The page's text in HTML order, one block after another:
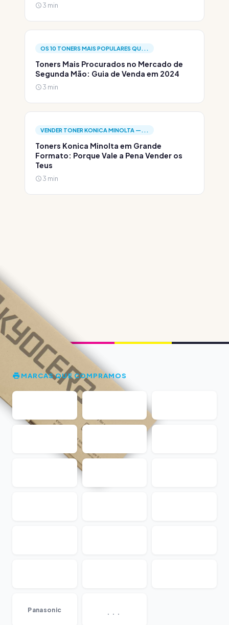
3 min
OS 10 TONERS MAIS POPULARES QU...
Toners Mais Procurados no Mercado de
Segunda Mão: Guia de Venda em 2024
3 min
VENDER TONER KONICA MINOLTA —...
Toners Konica Minolta em Grande
Formato: Porque Vale a Pena Vender os
Teus
3 min
MARCAS QUE COMPRAMOS
Panasonic